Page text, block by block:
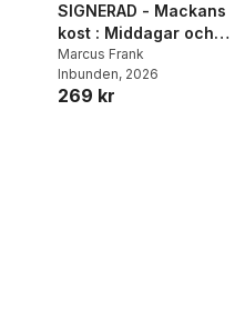
SIGNERAD - Mackans
kost : Middagar och
matlådor
Marcus Frank
Inbunden, 2026
269 kr